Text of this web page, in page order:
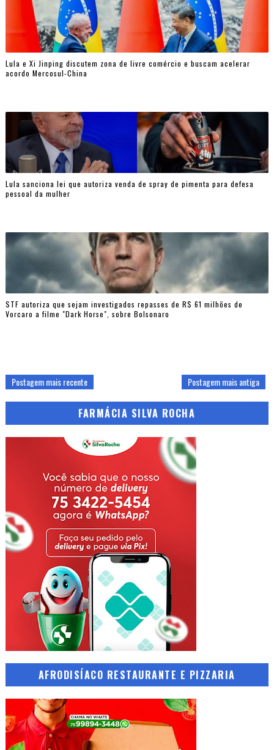
Lula e Xi Jinping discutem zona de livre comércio e buscam acelerar
acordo Mercosul-China
Lula sanciona lei que autoriza venda de spray de pimenta para defesa
pessoal da mulher
STF autoriza que sejam investigados repasses de R$ 61 milhões de
Vorcaro a filme "Dark Horse", sobre Bolsonaro
Postagem mais recente Postagem mais antiga
FARMÁCIA SILVA ROCHA
AFRODISÍACO RESTAURANTE E PIZZARIA